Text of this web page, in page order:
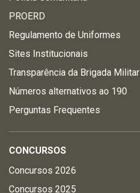
PROERD
Regulamento de Uniformes
Sites Institucionais
Transparência da Brigada Militar
Números alternativos ao 190
Perguntas Frequentes
CONCURSOS
Concursos 2026
Concursos 2025